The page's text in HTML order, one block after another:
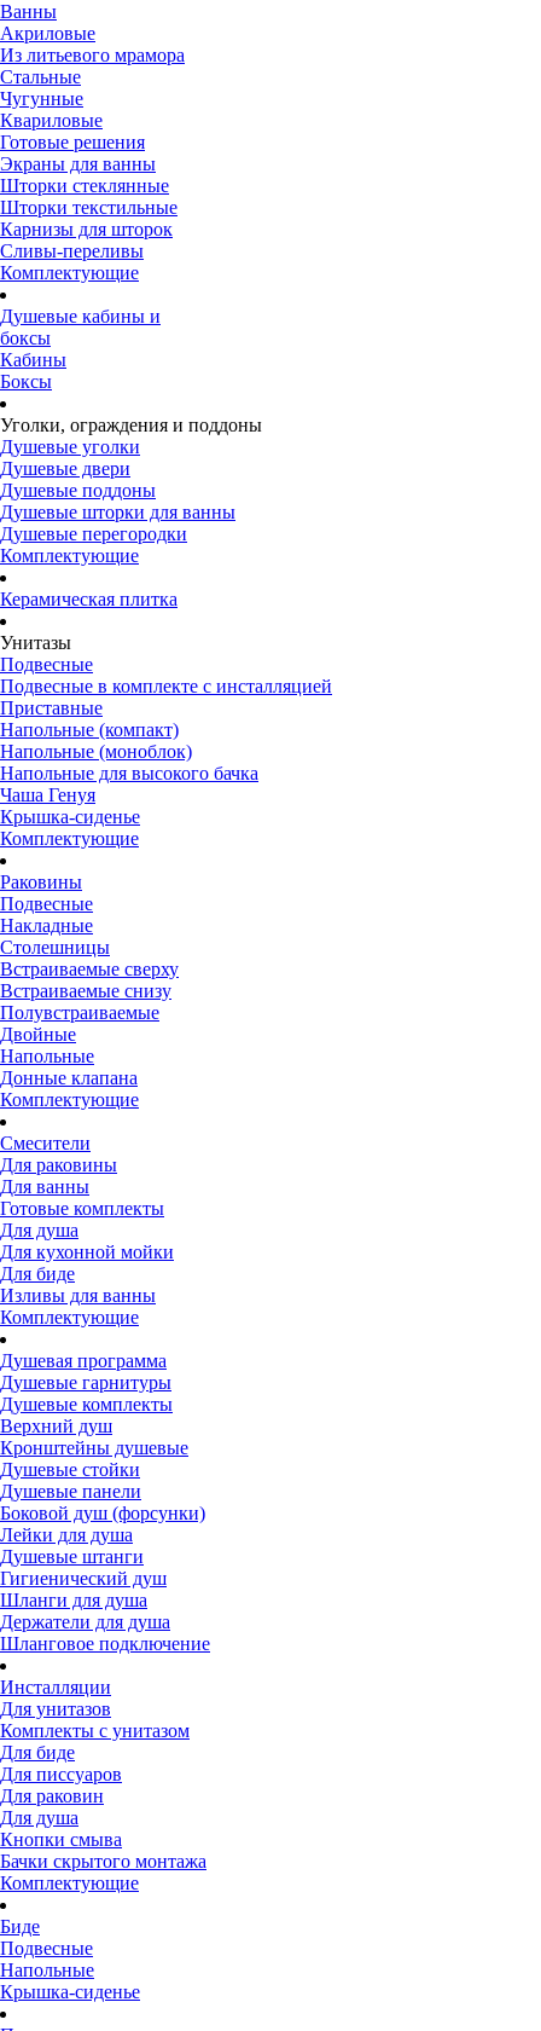
Ванны
Акриловые
Из литьевого мрамора
Стальные
Чугунные
Квариловые
Готовые решения
Экраны для ванны
Шторки стеклянные
Шторки текстильные
Карнизы для шторок
Сливы-переливы
Комплектующие
Душевые кабины и
боксы
Кабины
Боксы
Уголки, ограждения и поддоны
Душевые уголки
Душевые двери
Душевые поддоны
Душевые шторки для ванны
Душевые перегородки
Комплектующие
Керамическая плитка
Унитазы
Подвесные
Подвесные в комплекте с инсталляцией
Приставные
Напольные (компакт)
Напольные (моноблок)
Напольные для высокого бачка
Чаша Генуя
Крышка-сиденье
Комплектующие
Раковины
Подвесные
Накладные
Столешницы
Встраиваемые сверху
Встраиваемые снизу
Полувстраиваемые
Двойные
Напольные
Донные клапана
Комплектующие
Смесители
Для раковины
Для ванны
Готовые комплекты
Для душа
Для кухонной мойки
Для биде
Изливы для ванны
Комплектующие
Душевая программа
Душевые гарнитуры
Душевые комплекты
Верхний душ
Кронштейны душевые
Душевые стойки
Душевые панели
Боковой душ (форсунки)
Лейки для душа
Душевые штанги
Гигиенический душ
Шланги для душа
Держатели для душа
Шланговое подключение
Инсталляции
Для унитазов
Комплекты с унитазом
Для биде
Для писсуаров
Для раковин
Для душа
Кнопки смыва
Бачки скрытого монтажа
Комплектующие
Биде
Подвесные
Напольные
Крышка-сиденье